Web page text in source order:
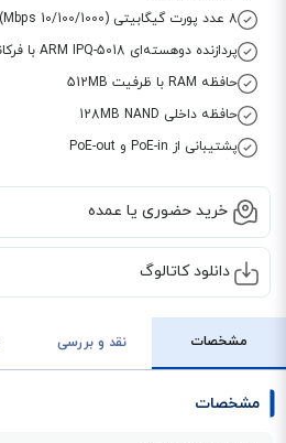
8 عدد پورت گیگابیتی (10/100/1000 Mbps)
پردازنده دو‌هسته‌ای ARM IPQ-5018 با فرکانس 800MHz
حافظه RAM با ظرفیت 512MB
حافظه داخلی 128MB NAND
پشتیبانی از PoE-in و PoE-out
خرید حضوری یا عمده
دانلود کاتالوگ
مشخصات نقد و بررسی
مشخصات